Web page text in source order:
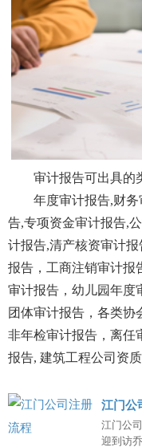
审计报告可出具的
年度审计报告,财务
告,专项资金审计报告,
计报告,清产核资审计
报告，工商注销审计报
审计报告，幼儿园年度
团体审计报告，各类协
非年检审计报告，离任
报告, 建筑工程公司资
江门公
江门公
迎到访